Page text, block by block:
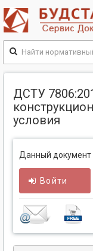
ДСТУ
условия
Данный
Войти